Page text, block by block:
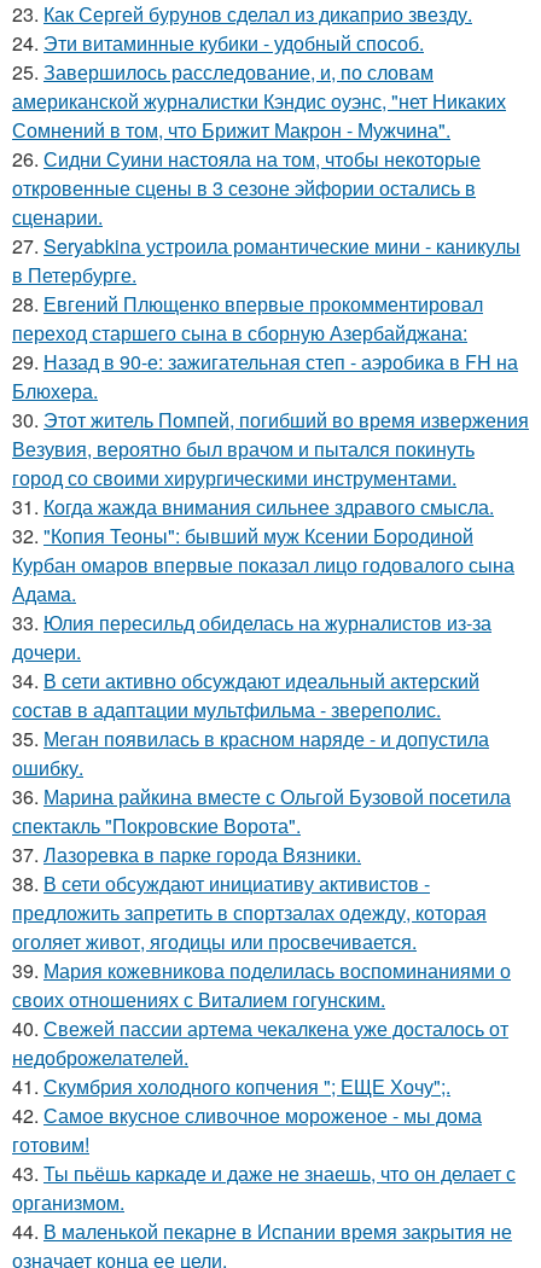
23. Как Сергей бурунов сделал из дикаприо звезду.
24. Эти витаминные кубики - удобный способ.
25. Завершилось расследование, и, по словам
американской журналистки Кэндис оуэнс, "нет Никаких
Сомнений в том, что Брижит Макрон - Мужчина".
26. Сидни Суини настояла на том, чтобы некоторые
откровенные сцены в 3 сезоне эйфории остались в
сценарии.
27. Seryabkina устроила романтические мини - каникулы
в Петербурге.
28. Евгений Плющенко впервые прокомментировал
переход старшего сына в сборную Азербайджана:
29. Назад в 90-е: зажигательная степ - аэробика в FH на
Блюхера.
30. Этот житель Помпей, погибший во время извержения
Везувия, вероятно был врачом и пытался покинуть
город со своими хирургическими инструментами.
31. Когда жажда внимания сильнее здравого смысла.
32. "Копия Теоны": бывший муж Ксении Бородиной
Курбан омаров впервые показал лицо годовалого сына
Адама.
33. Юлия пересильд обиделась на журналистов из-за
дочери.
34. В сети активно обсуждают идеальный актерский
состав в адаптации мультфильма - звереполис.
35. Меган появилась в красном наряде - и допустила
ошибку.
36. Марина райкина вместе с Ольгой Бузовой посетила
спектакль "Покровские Ворота".
37. Лазоревка в парке города Вязники.
38. В сети обсуждают инициативу активистов -
предложить запретить в спортзалах одежду, которая
оголяет живот, ягодицы или просвечивается.
39. Мария кожевникова поделилась воспоминаниями о
своих отношениях с Виталием гогунским.
40. Свежей пассии артема чекалкена уже досталось от
недоброжелателей.
41. Скумбрия холодного копчения "; ЕЩЕ Хочу";.
42. Самое вкусное сливочное мороженое - мы дома
готовим!
43. Ты пьёшь каркаде и даже не знаешь, что он делает с
организмом.
44. В маленькой пекарне в Испании время закрытия не
означает конца ее цели.